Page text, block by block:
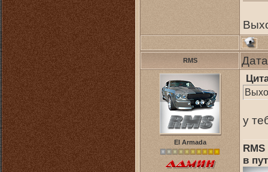
RMS
El Armada
у
в